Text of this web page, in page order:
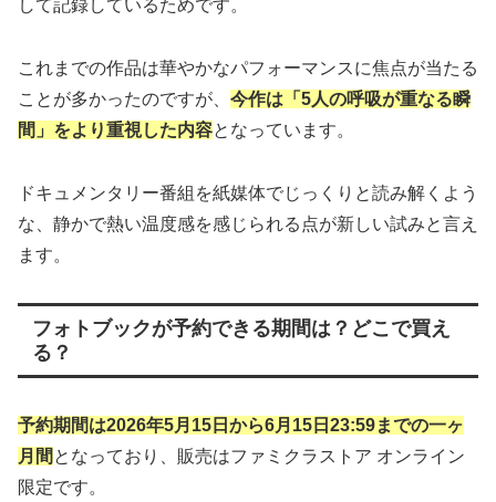
して記録しているためです。
これまでの作品は華やかなパフォーマンスに焦点が当たる
ことが多かったのですが、 今作は「5人の呼吸が重なる瞬
間」をより重視した内容となっています。
ドキュメンタリー番組を紙媒体でじっくりと読み解くよう
な、静かで熱い温度感を感じられる点が新しい試みと言え
ます。
フォトブックが予約できる期間は？どこで買え
る？
予約期間は2026年5月15日から6月15日23:59までの一ヶ
月間 となっており、販売はファミクラストア オンライン
限定です。